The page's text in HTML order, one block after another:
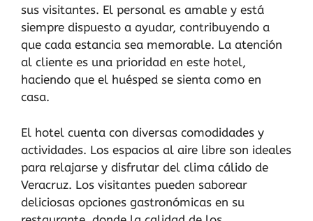
sus visitantes. El personal es amable y está
siempre dispuesto a ayudar, contribuyendo a
que cada estancia sea memorable. La atención
al cliente es una prioridad en este hotel,
haciendo que el huésped se sienta como en
casa.
El hotel cuenta con diversas comodidades y
actividades. Los espacios al aire libre son ideales
para relajarse y disfrutar del clima cálido de
Veracruz. Los visitantes pueden saborear
deliciosas opciones gastronómicas en su